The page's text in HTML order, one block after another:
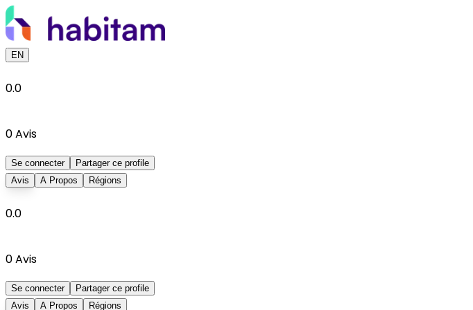
EN
0.0
0Avis
Se connecter
Partager ce profile
Avis
A Propos Régions
0.0
0Avis
Se connecter
Partager ce profile
Avis
A Propos Régions